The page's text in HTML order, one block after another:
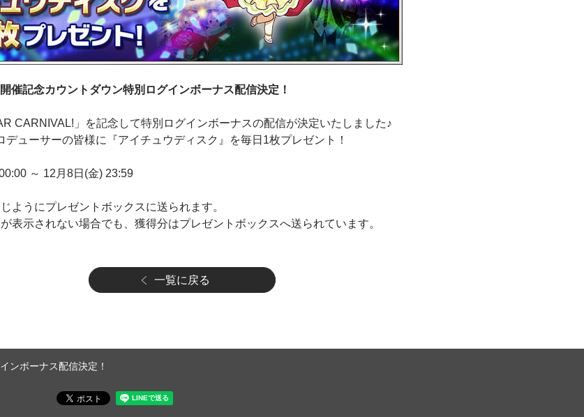
催記念カウントダウン特別ログインボーナス配信決定！
CARNIVAL!」を記念して特別ログインボーナスの配信が決定いたしました♪
ューサーの皆様に『アイチュウディスク』を毎日1枚プレゼント！
～ 12月8日(金) 23:59
ようにプレゼントボックスに送られます。
表示されない場合でも、獲得分はプレゼントボックスへ送られています。
一覧に戻る
ンボーナス配信決定！